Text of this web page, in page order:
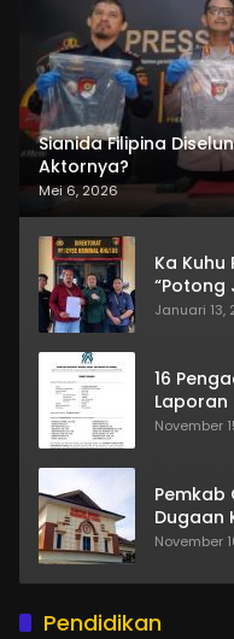
Sianida Filipina
Aktornya?
Mei 6, 2026
Ka Kuhu
“Potong
Januari 13,
16
Laporan
November
Pemkab
Dugaan
November
Pendidikan